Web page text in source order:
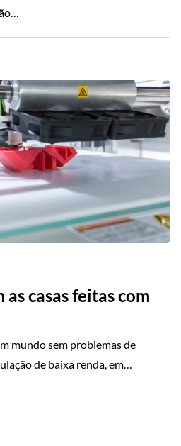
casas feitas com
mundo sem problemas de
de baixa renda, em…